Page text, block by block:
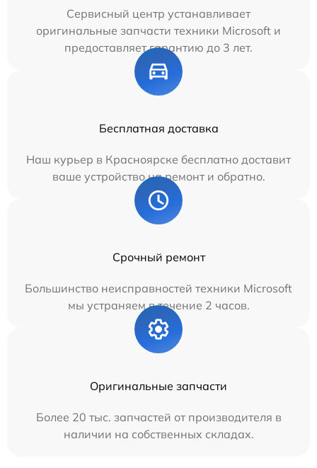
Сервисный центр устанавливает
оригинальные запчасти техники Microsoft и
предоставляет гарантию до 3 лет.
Бесплатная доставка
Наш курьер в Красноярске бесплатно доставит
ваше устройство на ремонт и обратно.
Срочный ремонт
Большинство неисправностей техники Microsoft
мы устраняем в течение 2 часов.
Оригинальные запчасти
Более 20 тыс. запчастей от производителя в
наличии на собственных складах.